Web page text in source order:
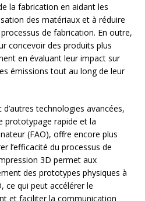
la fabrication en aidant les
des matériaux et à réduire
de fabrication. En outre,
concevoir des produits plus
en évaluant leur impact sur
émissions tout au long de leur
d’autres technologies avancées,
prototypage rapide et la
(FAO), offre encore plus
l’efficacité du processus de
3D permet aux
des prototypes physiques à
ce qui peut accélérer le
et faciliter la communication